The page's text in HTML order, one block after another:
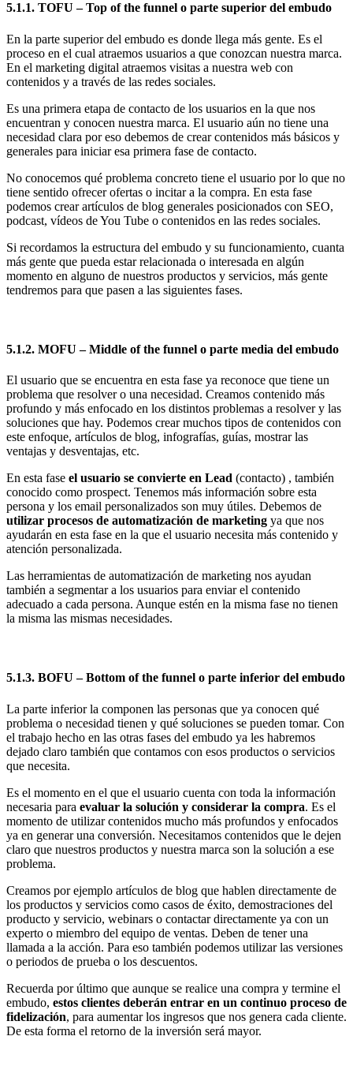
5.1.1. TOFU – Top of the funnel o parte superior del embudo
En la parte superior del embudo es donde llega más gente. Es el
proceso en el cual atraemos usuarios a que conozcan nuestra marca.
En el marketing digital atraemos visitas a nuestra web con
contenidos y a través de las redes sociales.
Es una primera etapa de contacto de los usuarios en la que nos
encuentran y conocen nuestra marca. El usuario aún no tiene una
necesidad clara por eso debemos de crear contenidos más básicos y
generales para iniciar esa primera fase de contacto.
No conocemos qué problema concreto tiene el usuario por lo que no
tiene sentido ofrecer ofertas o incitar a la compra. En esta fase
podemos crear artículos de blog generales posicionados con SEO,
podcast, vídeos de You Tube o contenidos en las redes sociales.
Si recordamos la estructura del embudo y su funcionamiento, cuanta
más gente que pueda estar relacionada o interesada en algún
momento en alguno de nuestros productos y servicios, más gente
tendremos para que pasen a las siguientes fases.
5.1.2. MOFU – Middle of the funnel o parte media del embudo
El usuario que se encuentra en esta fase ya reconoce que tiene un
problema que resolver o una necesidad. Creamos contenido más
profundo y más enfocado en los distintos problemas a resolver y las
soluciones que hay. Podemos crear muchos tipos de contenidos con
este enfoque, artículos de blog, infografías, guías, mostrar las
ventajas y desventajas, etc.
En esta fase el usuario se convierte en Lead (contacto) , también
conocido como prospect. Tenemos más información sobre esta
persona y los email personalizados son muy útiles. Debemos de
utilizar procesos de automatización de marketing ya que nos
ayudarán en esta fase en la que el usuario necesita más contenido y
atención personalizada.
Las herramientas de automatización de marketing nos ayudan
también a segmentar a los usuarios para enviar el contenido
adecuado a cada persona. Aunque estén en la misma fase no tienen
la misma las mismas necesidades.
5.1.3. BOFU – Bottom of the funnel o parte inferior del embudo
La parte inferior la componen las personas que ya conocen qué
problema o necesidad tienen y qué soluciones se pueden tomar. Con
el trabajo hecho en las otras fases del embudo ya les habremos
dejado claro también que contamos con esos productos o servicios
que necesita.
Es el momento en el que el usuario cuenta con toda la información
necesaria para evaluar la solución y considerar la compra. Es el
momento de utilizar contenidos mucho más profundos y enfocados
ya en generar una conversión. Necesitamos contenidos que le dejen
claro que nuestros productos y nuestra marca son la solución a ese
problema.
Creamos por ejemplo artículos de blog que hablen directamente de
los productos y servicios como casos de éxito, demostraciones del
producto y servicio, webinars o contactar directamente ya con un
experto o miembro del equipo de ventas. Deben de tener una
llamada a la acción. Para eso también podemos utilizar las versiones
o periodos de prueba o los descuentos.
Recuerda por último que aunque se realice una compra y termine el
embudo, estos clientes deberán entrar en un continuo proceso de
fidelización, para aumentar los ingresos que nos genera cada cliente.
De esta forma el retorno de la inversión será mayor.